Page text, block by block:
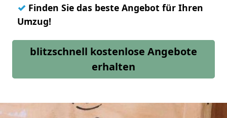
✓ Finden Sie das beste Angebot für Ihren
Umzug!
blitzschnell kostenlose Angebote
erhalten